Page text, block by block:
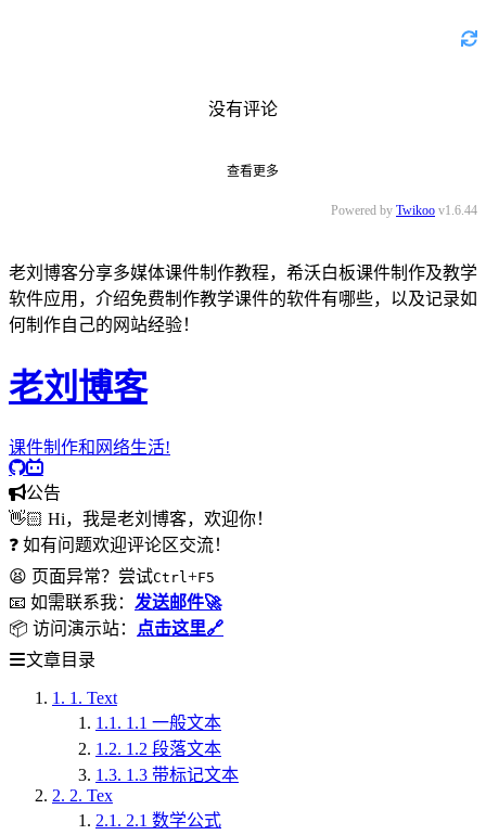
没有评论
查看更多
Powered by Twikoo v1.6.44
老刘博客分享多媒体课件制作教程，希沃白板课件制作及教学
软件应用，介绍免费制作教学课件的软件有哪些，以及记录如
何制作自己的网站经验！
老刘博客
课件制作和网络生活!
公告
👋🏻 Hi，我是老刘博客，欢迎你！
❓ 如有问题欢迎评论区交流！
😫 页面异常？尝试Ctrl +F5
📧 如需联系我： 发送邮件🚀
📦 访问演示站：
点击这里🔗
文章目录
1. 1. Text
1.1. 1.1 一般文本
1.2. 1.2 段落文本
1.3. 1.3 带标记文本
2. 2. Tex
2.1. 2.1 数学公式